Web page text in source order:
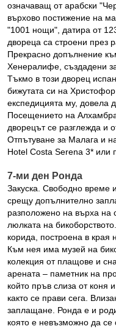
означаващ от арабски
върхово постижение на
"1001 нощи", датира от
двореца са строени през
Прекрасно допълнение
Хенералифе, създадени
Тъкмо в този дворец
бижутата си на
експедицията му, довела
Посещението на
дворецът се разглежда и
Отпътуване за Малага и
Hotel Costa Serena 3* или
7-ми ден Ронда
Закуска. Свободно време
срещу допълнително
разположено на върха на
люлката на
корида, построена в края
Към нея има музей на
колекция от плащове и
арената – паметник на
който пръв слиза от коня
както се прави сега.
заплащане. Ронда е и
която е невъзможно да